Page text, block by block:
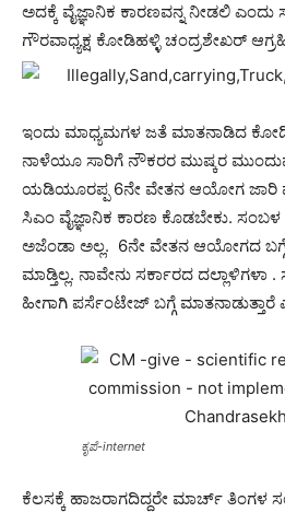
ಅದಕ್ಕೆ ವೈಜ್ಞಾನಿಕ ಕಾರಣವನ್ನ ನೀಡಲಿ
ಗೌರವಾಧ್ಯಕ್ಷ ಕೋಡಿಹಳ್ಳಿ ಚಂದ್ರಶೇಖರ್
ಇಂದು ಮಾಧ್ಯಮಗಳ ಜತೆ ಮಾತನಾಡಿದ
ನಾಳೆಯೂ ಸಾರಿಗೆ ನೌಕರರ ಮುಷ್ಕರ
ಯಡಿಯೂರಪ್ಪ 6ನೇ ವೇತನ ಆಯೋಗ ಜಾರಿ
ಸಿಎಂ ವೈಜ್ಞಾನಿಕ ಕಾರಣ ಕೊಡಬೇಕು. ಸಂಬಳ
ಅಜೆಂಡಾ ಅಲ್ಲ. 6ನೇ ವೇತನ ಆಯೋಗದ
ಮಾಡ್ತಿಲ್ಲ. ನಾವೇನು ಸರ್ಕಾರದ ದಲ್ಲಾಳಿಗಳಾ .
ಹೀಗಾಗಿ ಪರ್ಸೆಂಟೇಜ್ ಬಗ್ಗೆ ಮಾತನಾಡುತ್ತಾರೆ
ಕೃಪೆ-internet
ಕೆಲಸಕ್ಕೆ ಹಾಜರಾಗದಿದ್ದರೇ ಮಾರ್ಚ್ ತಿಂಗಳ